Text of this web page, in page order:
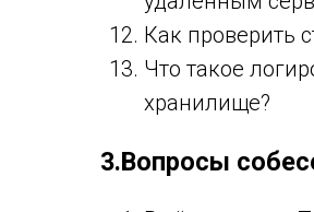
Как проверить
Что такое
хранилище?
3.Вопросы